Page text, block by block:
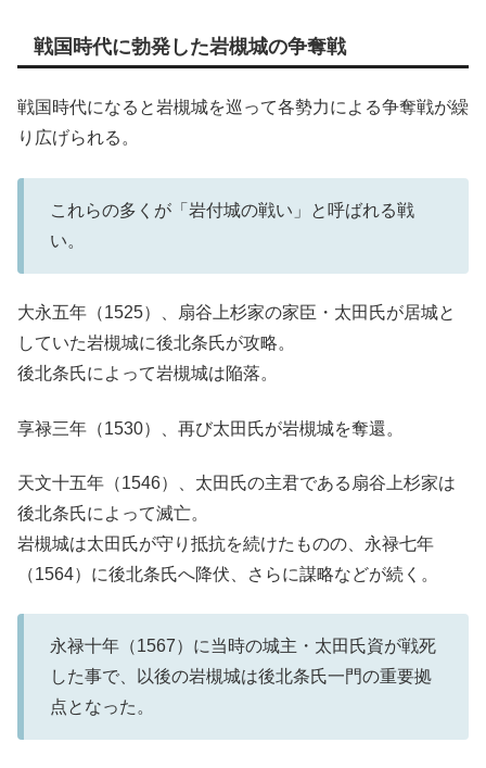
戦国時代に勃発した岩槻城の争奪戦
戦国時代になると岩槻城を巡って各勢力による争奪戦が繰
り広げられる。
これらの多くが「岩付城の戦い」と呼ばれる戦
い。
大永五年（1525）、扇谷上杉家の家臣・太田氏が居城と
していた岩槻城に後北条氏が攻略。
後北条氏によって岩槻城は陥落。
享禄三年（1530）、再び太田氏が岩槻城を奪還。
天文十五年（1546）、太田氏の主君である扇谷上杉家は
後北条氏によって滅亡。
岩槻城は太田氏が守り抵抗を続けたものの、永禄七年
（1564）に後北条氏へ降伏、さらに謀略などが続く。
永禄十年（1567）に当時の城主・太田氏資が戦死
した事で、以後の岩槻城は後北条氏一門の重要拠
点となった。